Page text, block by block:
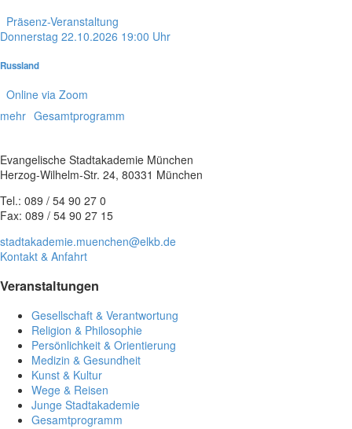
Präsenz-Veranstaltung
Donnerstag 22.10.2026 19:00 Uhr
Russland
Online via Zoom
mehr Gesamtprogramm
Evangelische Stadtakademie München
Herzog-Wilhelm-Str. 24, 80331 München
Tel.: 089 / 54 90 27 0
Fax: 089 / 54 90 27 15
stadtakademie.muenchen@elkb.de
Kontakt & Anfahrt
Veranstaltungen
Gesellschaft & Verantwortung
Religion & Philosophie
Persönlichkeit & Orientierung
Medizin & Gesundheit
Kunst & Kultur
Wege & Reisen
Junge Stadtakademie
Gesamtprogramm